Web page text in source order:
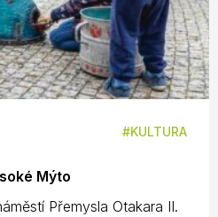
KULTURA
Mýto
Přemysla Otakara II.